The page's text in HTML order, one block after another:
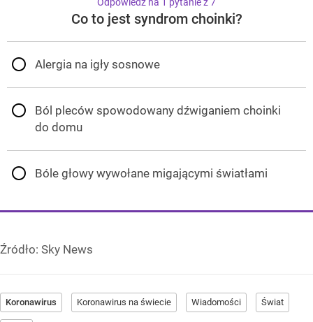
Co to jest syndrom choinki?
Alergia na igły sosnowe
Ból pleców spowodowany dźwiganiem choinki
do domu
Bóle głowy wywołane migającymi światłami
Źródło: Sky News
Koronawirus Koronawirus na świecie Wiadomości Świat